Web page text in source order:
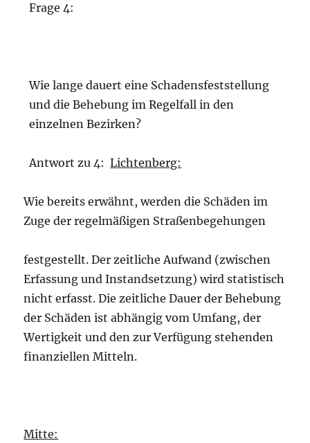
Frage 4:
Wie lange dauert eine Schadensfeststellung
und die Behebung im Regelfall in den
einzelnen Bezirken?
Antwort zu 4:Lichtenberg:
Wie bereits erwähnt, werden die Schäden im
Zuge der regelmäßigen Straßenbegehungen
festgestellt. Der zeitliche Aufwand (zwischen
Erfassung und Instandsetzung) wird statistisch
nicht erfasst. Die zeitliche Dauer der Behebung
der Schäden ist abhängig vom Umfang, der
Wertigkeit und den zur Verfügung stehenden
finanziellen Mitteln.
Mitte: